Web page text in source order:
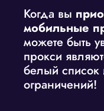
Когда вы
мобильные
можете быть
прокси
белый список
ограничений!